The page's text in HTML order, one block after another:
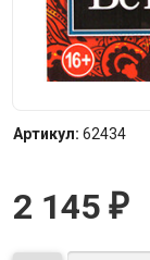
Артикул: 62434
2 145 ₽